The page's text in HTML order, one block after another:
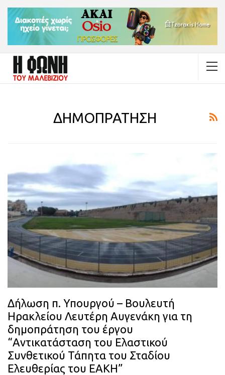
ΔΗΜΟΠΡΑΤΗΣΗ
Δήλωση π. Υπουργού – Βουλευτή
Ηρακλείου Λευτέρη Αυγενάκη για τη
δημοπράτηση του έργου
“Αντικατάσταση του Ελαστικού
Συνθετικού Τάπητα του Σταδίου
Ελευθερίας του ΕΑΚΗ”